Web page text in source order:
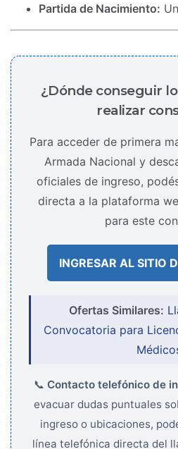
Partida de Nacimiento:
¿Dónde conseguir
realizar
Para acceder de primera
Armada Nacional y
oficiales de ingreso,
directa a la plataforma
para este
INGRESAR AL SITIO
Ofertas Similares:
Convocatoria para
📞 Contacto telefónico de
evacuar dudas puntuales
ingreso o ubicaciones,
línea telefónica directa del